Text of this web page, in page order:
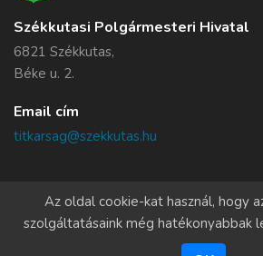
Székkutasi Polgármesteri Hivatal
6821 Székkutas,
Béke u. 2.
Email cím
titkarsag@szekkutas.hu
© 2011-2026
Az oldal cookie-kat használ, hogy
szolgáltatásaink még hatékonyabbak